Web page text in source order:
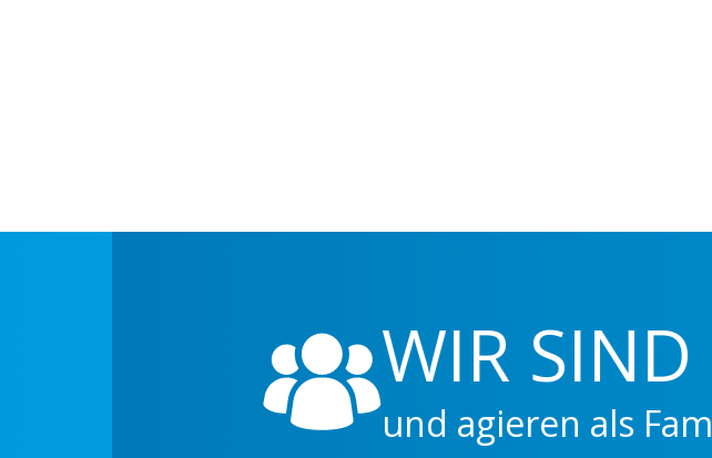
WIR SIND
und agieren als